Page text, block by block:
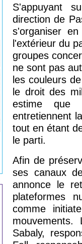
S'appuyant
direction de
s'organiser
l'extérieur du
groupes
ne sont pas
les couleurs
le droit des
estime que
entretiennent
tout en étant
le parti.
Afin de
ses canaux
annonce le
plateformes
comme
mouvements.
Sabaly,